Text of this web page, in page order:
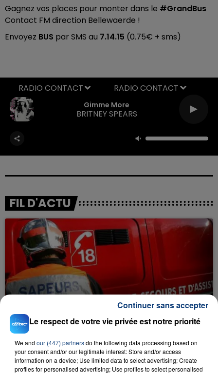
Gagnez vos places pour monter dans le #GrandBus
Contact FM direction Bellewaerde !
Envoyez BUS par SMS au 7.14.15 (0.75€ + sms)
Gimme More
BRITNEY SPEARS
RADIO CONTACT
FIL D'ACTU
INCENDIE MORTEL À LENS : UNE FEMME ET
SON BÉBÉ ENTRE LA VIE ET LA...
Un homme s'est immolé par le feu après avoir
aspergé sa compagne et leur bébé de trois mois
d'un liquide inflammable.
Le respect de votre vie privée est notre priorité
We and our (447) partnersdo the following data processing based on
your consent and/or our legitimate interest: Store and/or access
information on a device; Use limited data to select advertising; Create
profiles for personalised advertising; Use profiles to select personalised
Continuer sans accepter